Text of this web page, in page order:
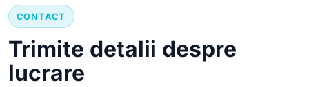
CONTACT
Trimite detalii despre
lucrare